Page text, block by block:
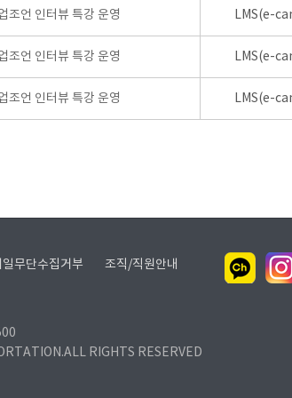
조언 인터뷰 특강 운영 LMS(e-
조언 인터뷰 특강 운영 LMS(e-
조언 인터뷰 특강 운영 LMS(e-
일무단수집거부 조직/직원안내
RIGHTS RESERVED